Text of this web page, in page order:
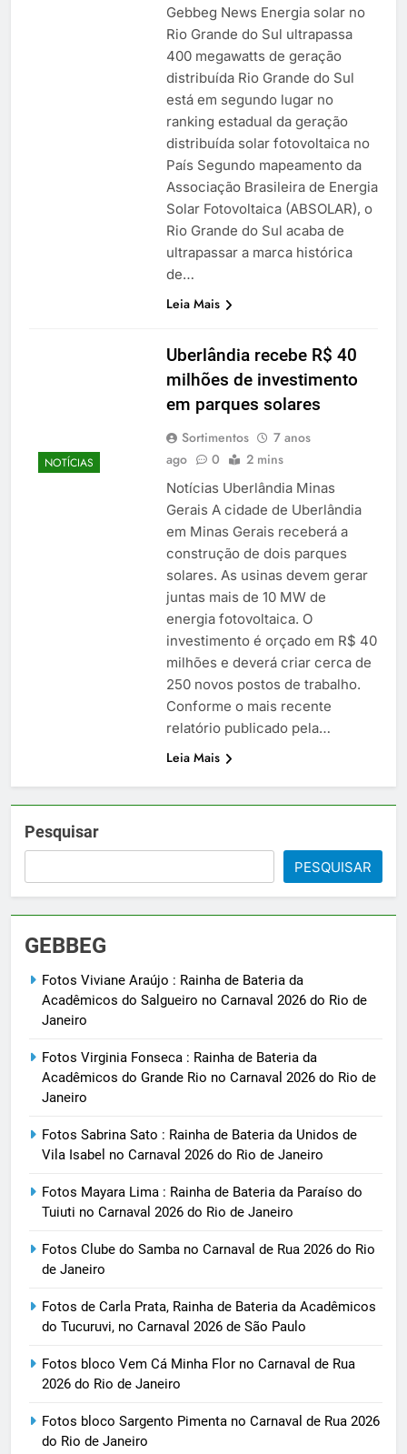
Gebbeg News Energia solar no
Rio Grande do Sul ultrapassa
400 megawatts de geração
distribuída Rio Grande do Sul
está em segundo lugar no
ranking estadual da geração
distribuída solar fotovoltaica no
País Segundo mapeamento da
Associação Brasileira de Energia
Solar Fotovoltaica (ABSOLAR), o
Rio Grande do Sul acaba de
ultrapassar a marca histórica
de…
Leia Mais
NOTÍCIAS
Uberlândia recebe R$ 40
milhões de investimento
em parques solares
Sortimentos
7 anos
ago
0 2 mins
Notícias Uberlândia Minas
Gerais A cidade de Uberlândia
em Minas Gerais receberá a
construção de dois parques
solares. As usinas devem gerar
juntas mais de 10 MW de
energia fotovoltaica. O
investimento é orçado em R$ 40
milhões e deverá criar cerca de
250 novos postos de trabalho.
Conforme o mais recente
relatório publicado pela…
Leia Mais
Pesquisar
PESQUISAR
GEBBEG
Fotos Viviane Araújo : Rainha de Bateria da
Acadêmicos do Salgueiro no Carnaval 2026 do Rio de
Janeiro
Fotos Virginia Fonseca : Rainha de Bateria da
Acadêmicos do Grande Rio no Carnaval 2026 do Rio de
Janeiro
Fotos Sabrina Sato : Rainha de Bateria da Unidos de
Vila Isabel no Carnaval 2026 do Rio de Janeiro
Fotos Mayara Lima : Rainha de Bateria da Paraíso do
Tuiuti no Carnaval 2026 do Rio de Janeiro
Fotos Clube do Samba no Carnaval de Rua 2026 do Rio
de Janeiro
Fotos de Carla Prata, Rainha de Bateria da Acadêmicos
do Tucuruvi, no Carnaval 2026 de São Paulo
Fotos bloco Vem Cá Minha Flor no Carnaval de Rua
2026 do Rio de Janeiro
Fotos bloco Sargento Pimenta no Carnaval de Rua 2026
do Rio de Janeiro